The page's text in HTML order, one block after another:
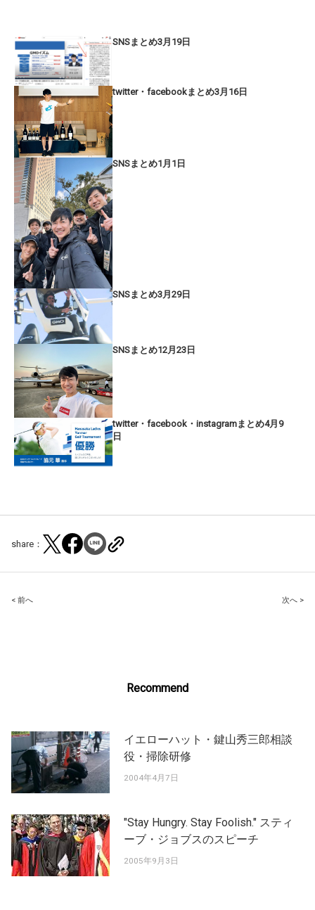
SNSまとめ3月19日
twitter・facebookまとめ3月16日
SNSまとめ1月1日
SNSまとめ3月29日
SNSまとめ12月23日
twitter・facebook・instagramまとめ4月9
日
share：
Post
< 前へ 次へ >
Recommend
イエローハット・鍵山秀三郎相談
役・掃除研修
2004年4月7日
"Stay Hungry. Stay Foolish." スティ
ーブ・ジョブスのスピーチ
2005年9月3日